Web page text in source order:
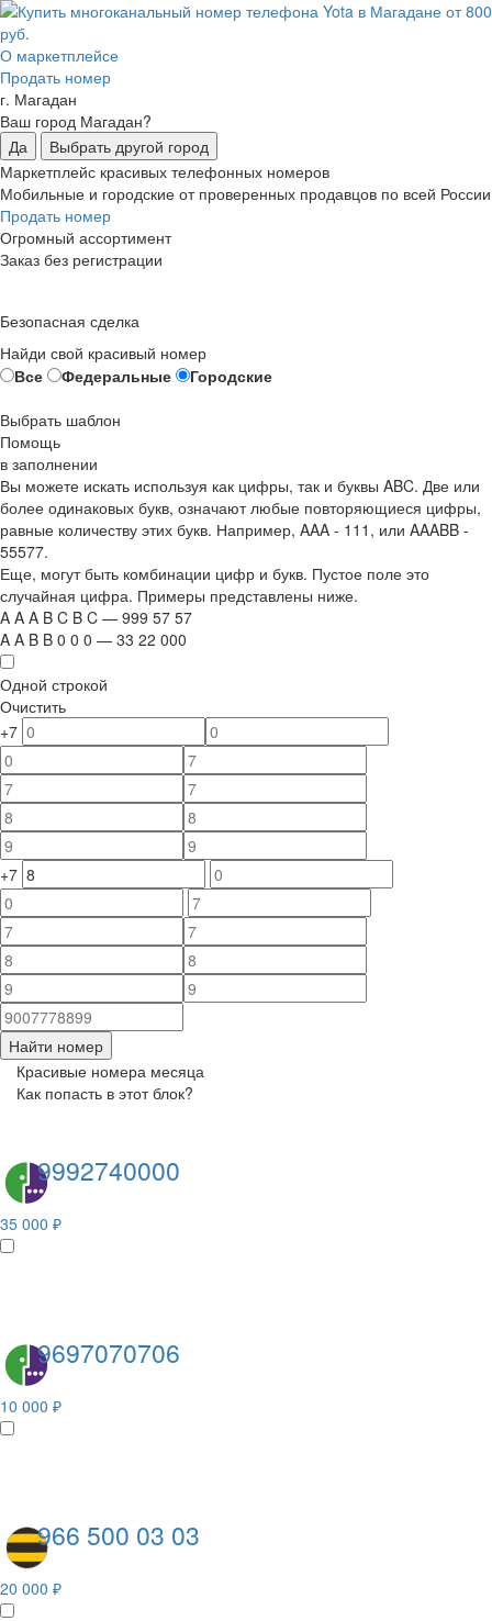
О маркетплейсе
Продать номер
г. Магадан
Ваш город Магадан?
Да
Выбрать другой город
Маркетплейс красивых телефонных номеров
Мобильные и городские от проверенных продавцов по всей России
Продать номер
Огромный ассортимент
Заказ без регистрации
Безопасная сделка
Найди свой красивый номер
Все
Федеральные
Городские
Выбрать шаблон
Помощь
в заполнении
Вы можете искать используя как цифры, так и буквы ABC. Две или
более одинаковых букв, означают любые повторяющиеся цифры,
равные количеству этих букв. Например, AAA - 111 , или AAABB -
55577.
Еще, могут быть комбинации цифр и букв. Пустое поле это
случайная цифра. Примеры представлены ниже.
A A A B C B C — 999 57 57
A A B B 0 0 0 — 33 22 000
Одной строкой
Очистить
+7
+7
Найти номер
Красивые номера месяца
Как попасть в этот блок?
9992740000
35 000 ₽
9697070706
10 000 ₽
966 500 03 03
20 000 ₽